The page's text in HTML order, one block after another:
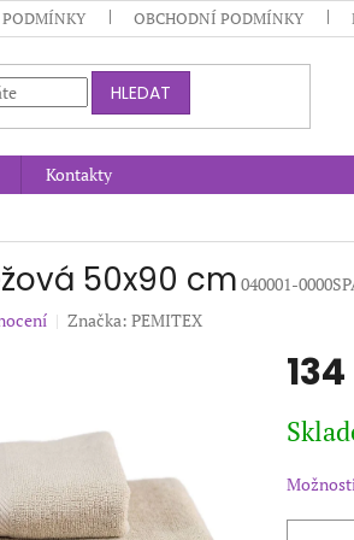
OBCHODNÍ PODMÍNKY
HLEDAT
Kontakty
50x90 cm 040001-
Značka: PEMITEX
cena: